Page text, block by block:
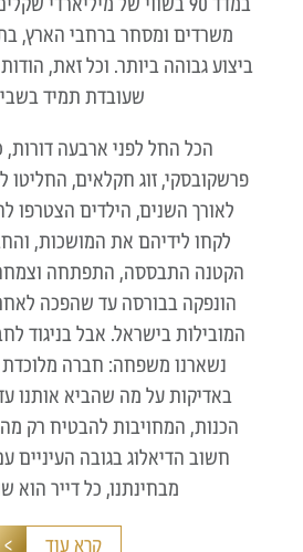
משרדים ומסחר ברחבי הארץ,
ביצוע גבוהה ביותר. וכל זאת,
שעובדת תמיד
הכל החל לפני ארבעה דורות,
פרשקובסקי, זוג חקלאים, החליטו
לאורך השנים, הילדים הצטרפו
לקחו לידיהם את המושכות,
הקטנה התבססה, התפתחה
הונפקה בבורסה עד שהפכה
המובילות בישראל. אבל בניגוד
נשארנו משפחה: חברה
באדיקות על מה שהביא אותנו
הכנות, המחויבות להבטיח רק
חשוב הדיאלוג בגובה העיניים
מבחינתנו, כל דייר הוא
קרא עוד